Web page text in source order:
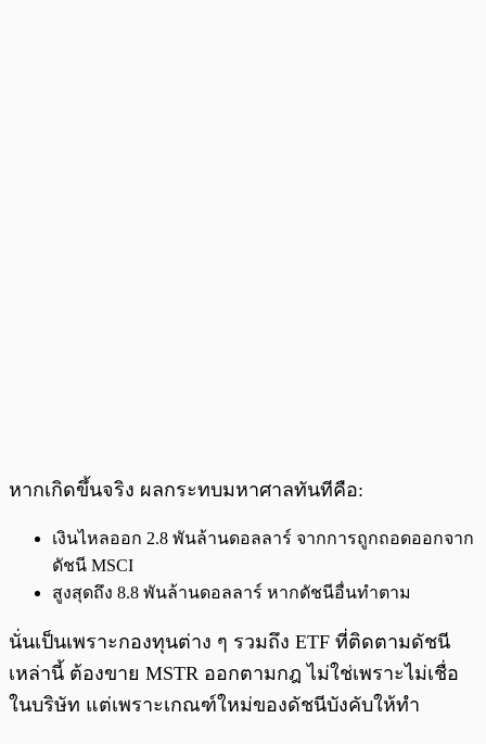
หากเกิดขึ้นจริง ผลกระทบมหาศาลทันทีคือ:
เงินไหลออก 2.8 พันล้านดอลลาร์ จากการถูกถอดออกจาก
ดัชนี MSCI
สูงสุดถึง 8.8 พันล้านดอลลาร์ หากดัชนีอื่นทำตาม
นั่นเป็นเพราะกองทุนต่าง ๆ รวมถึง ETF ที่ติดตามดัชนี
เหล่านี้ ต้องขาย MSTR ออกตามกฎ ไม่ใช่เพราะไม่เชื่อ
ในบริษัท แต่เพราะเกณฑ์ใหม่ของดัชนีบังคับให้ทำ